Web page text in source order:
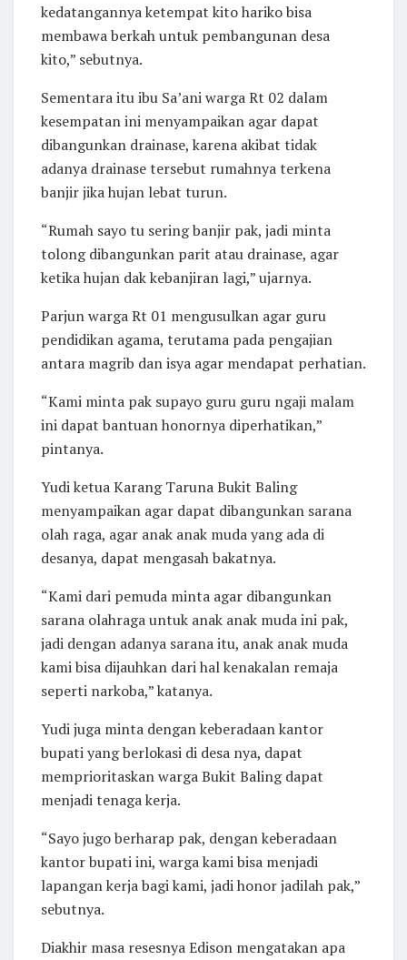
kedatangannya ketempat kito hariko bisa
membawa berkah untuk pembangunan desa
kito,” sebutnya.
Sementara itu ibu Sa’ani warga Rt 02 dalam
kesempatan ini menyampaikan agar dapat
dibangunkan drainase, karena akibat tidak
adanya drainase tersebut rumahnya terkena
banjir jika hujan lebat turun.
“Rumah sayo tu sering banjir pak, jadi minta
tolong dibangunkan parit atau drainase, agar
ketika hujan dak kebanjiran lagi,” ujarnya.
Parjun warga Rt 01 mengusulkan agar guru
pendidikan agama, terutama pada pengajian
antara magrib dan isya agar mendapat perhatian.
“Kami minta pak supayo guru guru ngaji malam
ini dapat bantuan honornya diperhatikan,”
pintanya.
Yudi ketua Karang Taruna Bukit Baling
menyampaikan agar dapat dibangunkan sarana
olah raga, agar anak anak muda yang ada di
desanya, dapat mengasah bakatnya.
“Kami dari pemuda minta agar dibangunkan
sarana olahraga untuk anak anak muda ini pak,
jadi dengan adanya sarana itu, anak anak muda
kami bisa dijauhkan dari hal kenakalan remaja
seperti narkoba,” katanya.
Yudi juga minta dengan keberadaan kantor
bupati yang berlokasi di desa nya, dapat
memprioritaskan warga Bukit Baling dapat
menjadi tenaga kerja.
“Sayo jugo berharap pak, dengan keberadaan
kantor bupati ini, warga kami bisa menjadi
lapangan kerja bagi kami, jadi honor jadilah pak,”
sebutnya.
Diakhir masa resesnya Edison mengatakan apa